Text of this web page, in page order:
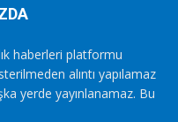
haberleri platformu
alıntı yapılamaz
yerde yayınlanamaz. Bu